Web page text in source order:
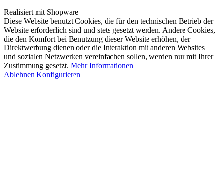
Realisiert mit Shopware
Diese Website benutzt Cookies, die für den technischen Betrieb der
Website erforderlich sind und stets gesetzt werden. Andere Cookies,
die den Komfort bei Benutzung dieser Website erhöhen, der
Direktwerbung dienen oder die Interaktion mit anderen Websites
und sozialen Netzwerken vereinfachen sollen, werden nur mit Ihrer
Zustimmung gesetzt. Mehr Informationen
Ablehnen Konfigurieren